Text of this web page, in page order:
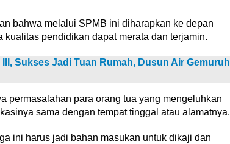
bahwa melalui SPMB ini diharapkan ke depan
pendidikan dapat merata dan terjamin.
Sukses Jadi Tuan Rumah, Dusun Air Gemuruh
permasalahan para orang tua yang mengeluhkan
sama dengan tempat tinggal atau alamatnya.
ini harus jadi bahan masukan untuk dikaji dan